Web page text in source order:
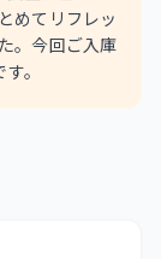
めてリフレッ
。今回ご入庫
す。